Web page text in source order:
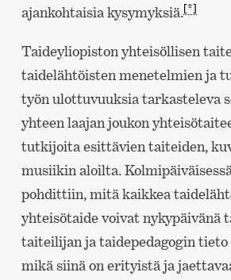
ajankohtaisia kysymyksiä.[*]
Taideyliopiston yhteisöllisen
taidelähtöisten menetelmien ja
työn ulottuvuuksia tarkasteleva
yhteen laajan joukon
tutkijoita esittävien taiteiden,
musiikin aloilta.
pohdittiin, mitä kaikkea
yhteisötaide voivat nykypäivänä
taiteilijan ja taidepedagogin tieto
mikä siinä on erityistä ja